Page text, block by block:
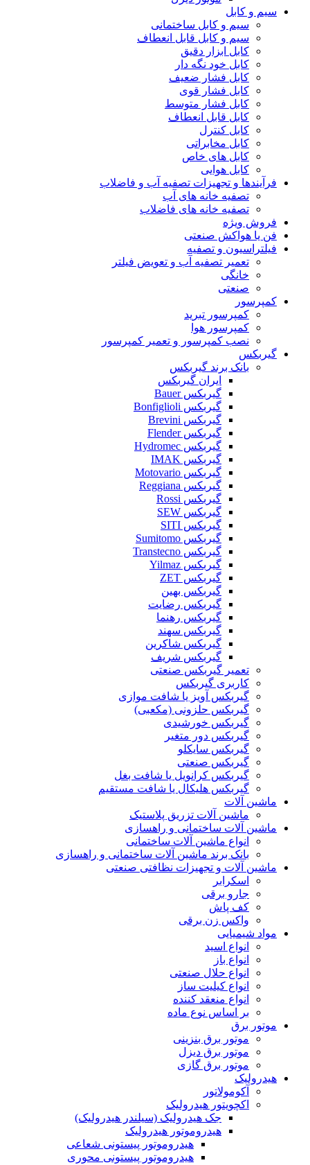
سیم و کابل
سیم و کابل ساختمانی
سیم و کابل قابل انعطاف
کابل ابزار دقیق
کابل خود نگه دار
کابل فشار ضعیف
کابل فشار قوی
کابل فشار متوسط
کابل قابل انعطاف
کابل کنترل
کابل مخابراتی
کابل های خاص
کابل هوایی
فرآیندها و تجهیزات تصفیه آب و فاضلاب
تصفیه خانه های آب
تصفیه خانه های فاضلاب
فروش ویژه
فن یا هواکش صنعتی
فیلتراسیون و تصفیه
تعمیر تصفیه آب و تعویض فیلتر
خانگی
صنعتی
کمپرسور
کمپرسور تبرید
کمپرسور هوا
نصب کمپرسور و تعمیر کمپرسور
گیربکس
بانک برند گیربکس
ایران گیربکس
گیربکس Bauer
گیربکس Bonfiglioli
گیربکس Brevini
گیربکس Flender
گیربکس Hydromec
گیربکس IMAK
گیربکس Motovario
گیربکس Reggiana
گیربکس Rossi
گیربکس SEW
گیربکس SITI
گیربکس Sumitomo
گیربکس Transtecno
گیربکس Yilmaz
گیربکس ZET
گیربکس بهین
گیربکس رضایت
گیربکس رهنما
گیربکس سهند
گیربکس شاکرین
گیربکس شریف
تعمیر گیربکس صنعتی
کاربری گیربکس
گیربکس آویز یا شافت موازی
گیربکس حلزونی (مکعبی)
گیربکس خورشیدی
گیربکس دور متغیر
گیربکس سایکلو
گیربکس صنعتی
گیربکس کرانویل یا شافت بغل
گیربکس هلیکال یا شافت مستقیم
ماشین آلات
ماشین آلات تزریق پلاستیک
ماشین آلات ساختمانی و راهسازی
انواع ماشین آلات ساختمانی
بانک برند ماشین آلات ساختمانی و راهسازی
ماشین آلات و تجهیزات نظافتی صنعتی
اسکرابر
جارو برقی
کف پاش
واکس زن برقی
مواد شیمیایی
انواع اسید
انواع باز
انواع حلال صنعتی
انواع کیلیت ساز
انواع منعقد کننده
بر اساس نوع ماده
موتور برق
موتور برق بنزینی
موتور برق دیزل
موتور برق گازی
هیدرولیک
آکومولاتور
اکچویتور هیدرولیک
جک هیدرولیک (سیلندر هیدرولیک)
هیدروموتور هیدرولیک
هیدروموتور پیستونی شعاعی
هیدروموتور پیستونی محوری